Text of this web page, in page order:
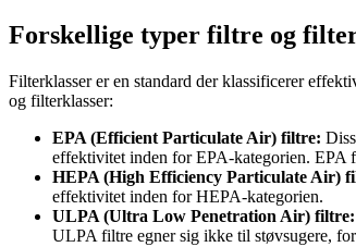
Forskellige typer filtre og
Filterklasser er en standard der klassificerer
og filterklasser:
EPA (Efficient Particulate Air) filtre:
effektivitet inden for EPA-kategorien. EPA
HEPA (High Efficiency Particulate Air)
effektivitet inden for HEPA-kategorien.
ULPA (Ultra Low Penetration Air) filtre:
ULPA filtre egner sig ikke til støvsugere,